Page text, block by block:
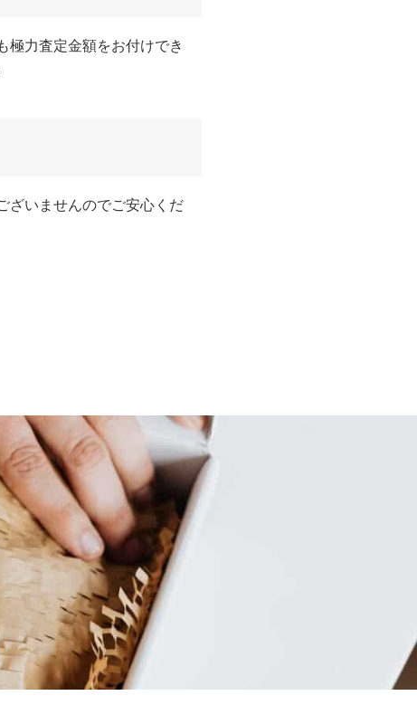
極力査定金額をお付けでき
ざいませんのでご安心くだ